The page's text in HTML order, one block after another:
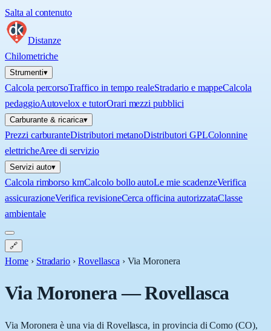
Salta al contenuto
Distanze
Chilometriche
Strumenti▾
Calcola percorsoTraffico in tempo realeStradario e mappeCalcola
pedaggioAutovelox e tutorOrari mezzi pubblici
Carburante & ricarica▾
Prezzi carburanteDistributori metanoDistributori GPLColonnine
elettricheAree di servizio
Servizi auto▾
Calcola rimborso kmCalcolo bollo autoLe mie scadenzeVerifica
assicurazioneVerifica revisioneCerca officina autorizzataClasse
ambientale
🔗
Home › Stradario › Rovellasca › Via Moronera
Via Moronera—Rovellasca
Via Moronera è una via di Rovellasca, in provincia di Como (CO),